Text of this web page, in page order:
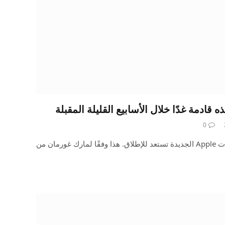
0
يبدو أن مجموعة متنوعة من منتجات Apple الجديدة تستعد للإطلاق. هذا وفقًا لمارك غورمان من